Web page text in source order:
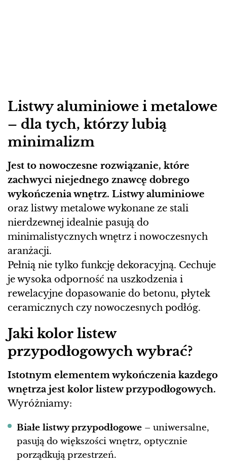
Listwy aluminiowe i metalowe
– dla tych, którzy lubią
minimalizm
Jest to nowoczesne rozwiązanie, które
zachwyci niejednego znawcę dobrego
wykończenia wnętrz. Listwy aluminiowe
oraz listwy metalowe wykonane ze stali
nierdzewnej idealnie pasują do
minimalistycznych wnętrz i nowoczesnych
aranżacji.
Pełnią nie tylko funkcję dekoracyjną. Cechuje
je wysoka odporność na uszkodzenia i
rewelacyjne dopasowanie do betonu, płytek
ceramicznych czy nowoczesnych podłóg.
Jaki kolor listew
przypodłogowych wybrać?
Istotnym elementem wykończenia kazdego
wnętrza jest kolor listew przypodłogowych.
Wyróżniamy:
Białe listwy przypodłogowe – uniwersalne,
pasują do większości wnętrz, optycznie
porządkują przestrzeń.